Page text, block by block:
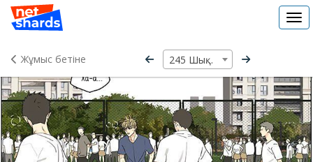
Жұмыс бетіне
245 Шықты!